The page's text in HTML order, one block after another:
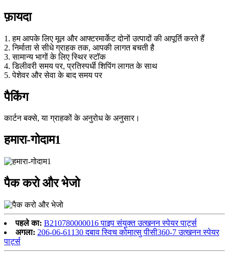
फ़ायदा
1. हम आपके लिए मूल और आफ्टरमार्केट दोनों उत्पादों की आपूर्ति करते हैं
2. निर्माता से सीधे ग्राहक तक, आपकी लागत बचती है
3. सामान्य भागों के लिए स्थिर स्टॉक
4. डिलीवरी समय पर, प्रतिस्पर्धी शिपिंग लागत के साथ
5. पेशेवर और सेवा के बाद समय पर
पैकिंग
कार्टन बक्से, या ग्राहकों के अनुरोध के अनुसार।
हमारा-गोदाम1
पैक करो और भेजो
पहले का: B210780000016 पाइप संयुक्त उत्खनन स्पेयर पार्ट्स
अगला: 206-06-61130 दबाव स्विच कोमात्सु पीसी360-7 उत्खनन स्पेयर
पार्ट्स